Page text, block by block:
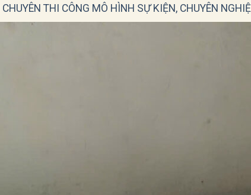
THI CÔNG MÔ HÌNH SỰ KIỆN, CHUYÊN